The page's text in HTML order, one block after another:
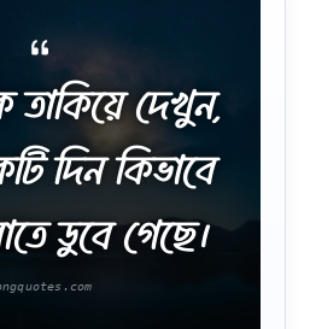
তাকিয়ে দেখুন,
দিন কিভাবে
ডুবে গেছে।